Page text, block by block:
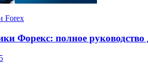
Forex
Форекс: полное